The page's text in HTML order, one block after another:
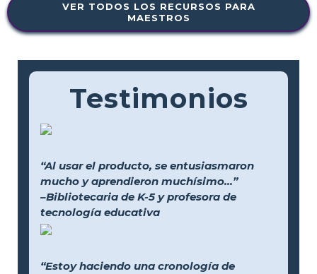
VER TODOS LOS RECURSOS PARA
MAESTROS
Testimonios
“Al usar el producto, se entusiasmaron
mucho y aprendieron muchísimo...”
–Bibliotecaria de K-5 y profesora de
tecnología educativa
“Estoy haciendo una cronología de